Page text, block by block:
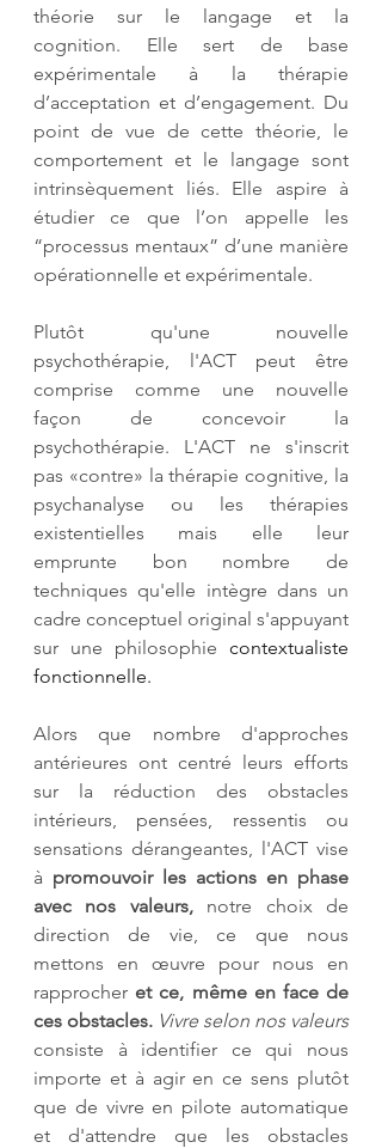
théorie sur le langage et la
cognition. Elle sert de base
expérimentale à la thérapie
d’acceptation et d’engagement. Du
point de vue de cette théorie, le
comportement et le langage sont
intrinsèquement liés. Elle aspire à
étudier ce que l’on appelle les
“processus mentaux” d’une manière
opérationnelle et expérimentale.
Plutôt qu'une nouvelle
psychothérapie, l'ACT peut être
comprise comme une nouvelle
façon de concevoir la
psychothérapie. L'ACT ne s'inscrit
pas «contre» la thérapie cognitive, la
psychanalyse ou les thérapies
existentielles mais elle leur
emprunte bon nombre de
techniques qu'elle intègre dans un
cadre conceptuel original s'appuyant
sur une philosophie contextualiste
fonctionnelle.
Alors que nombre d'approches
antérieures ont centré leurs efforts
sur la réduction des obstacles
intérieurs, pensées, ressentis ou
sensations dérangeantes, l'ACT vise
à promouvoir les actions en phase
avec nos valeurs, notre choix de
direction de vie, ce que nous
mettons en œuvre pour nous en
rapprocher et ce, même en face de
ces obstacles. Vivre selon nos valeurs
consiste à identifier ce qui nous
importe et à agir en ce sens plutôt
que de vivre en pilote automatique
et d'attendre que les obstacles